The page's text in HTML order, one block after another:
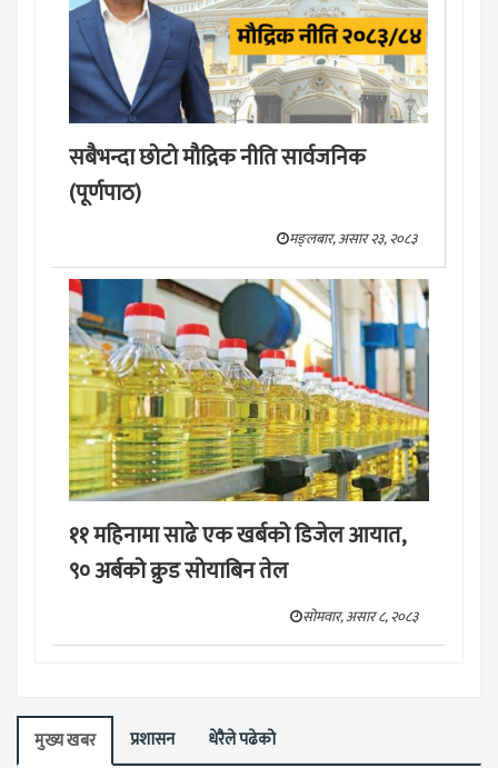
सबैभन्दा छाेटाे माैद्रिक नीति सार्वजनिक
(पूर्णपाठ)
मङ्लबार, असार २३, २०८३
११ महिनामा साढे एक खर्बको डिजेल आयात,
९० अर्बको क्रुड सोयाबिन तेल
सोमवार, असार ८, २०८३
मुख्य खबर प्रशासन धेरैले पढेको